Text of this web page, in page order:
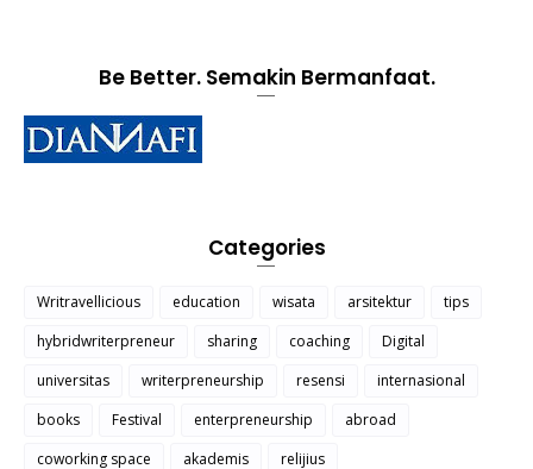
Be Better. Semakin Bermanfaat.
Categories
Writravellicious education wisata arsitektur
tips
hybridwriterpreneur
sharing coaching
Digital
universitas
writerpreneurship resensi
internasional
books
Festival enterpreneurship
abroad
coworking space
akademis relijius